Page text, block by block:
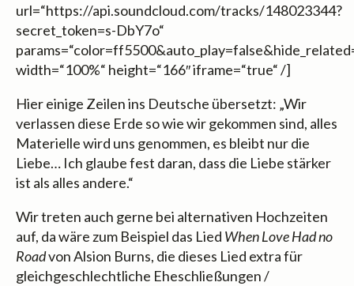
url=“https://api.soundcloud.com/tracks/148023344?
secret_token=s-DbY7o“
width=“100%“ height=“166″ iframe=“true“ /]
Hier einige Zeilen ins Deutsche übersetzt: „Wir
verlassen diese Erde so wie wir gekommen sind, alles
Materielle wird uns genommen, es bleibt nur die
Liebe… Ich glaube fest daran, dass die Liebe stärker
ist als alles andere.“
Wir treten auch gerne bei alternativen Hochzeiten
auf, da wäre zum Beispiel das Lied When Love Had no
Roadvon Alsion Burns, die dieses Lied extra für
gleichgeschlechtliche Eheschließungen /